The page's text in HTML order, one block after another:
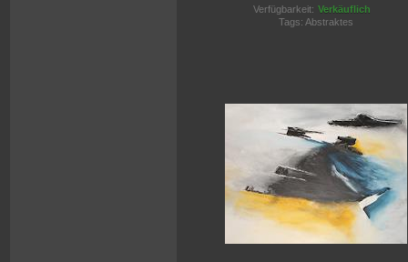
Verfügbarkeit: Verkäuflich
Tags:Abstraktes